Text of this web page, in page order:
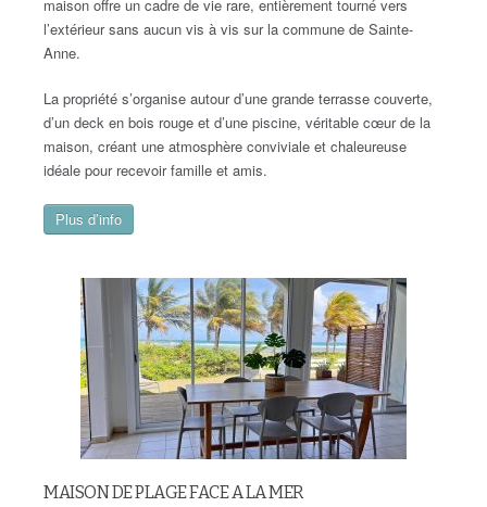
maison offre un cadre de vie rare, entièrement tourné vers
l’extérieur sans aucun vis à vis sur la commune de Sainte-
Anne.
La propriété s’organise autour d’une grande terrasse couverte,
d’un deck en bois rouge et d’une piscine, véritable cœur de la
maison, créant une atmosphère conviviale et chaleureuse
idéale pour recevoir famille et amis.
Plus d’info
MAISON DE PLAGE FACE A LA MER